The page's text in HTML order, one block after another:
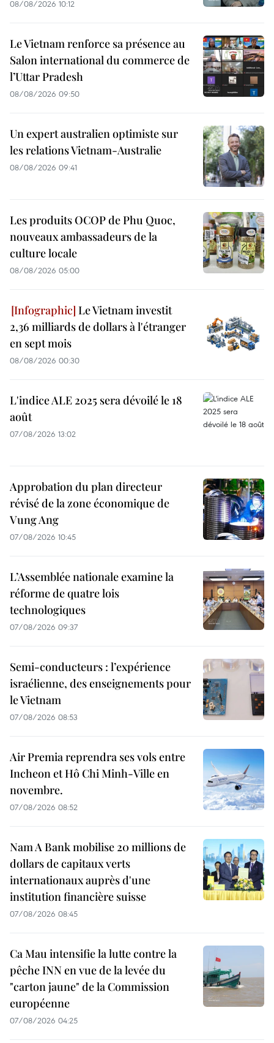
08/08/2026 10:12
Le Vietnam renforce sa présence au
Salon international du commerce de
l’Uttar Pradesh
08/08/2026 09:50
Un expert australien optimiste sur
les relations Vietnam-Australie
08/08/2026 09:41
Les produits OCOP de Phu Quoc,
nouveaux ambassadeurs de la
culture locale
08/08/2026 05:00
Le Vietnam investit
2,36 milliards de dollars à l'étranger
en sept mois
08/08/2026 00:30
L'indice ALE 2025 sera dévoilé le 18
août
07/08/2026 13:02
Approbation du plan directeur
révisé de la zone économique de
Vung Ang
07/08/2026 10:45
L’Assemblée nationale examine la
réforme de quatre lois
technologiques
07/08/2026 09:37
Semi-conducteurs : l’expérience
israélienne, des enseignements pour
le Vietnam
07/08/2026 08:53
Air Premia reprendra ses vols entre
Incheon et Hô Chi Minh-Ville en
novembre.
07/08/2026 08:52
Nam A Bank mobilise 20 millions de
dollars de capitaux verts
internationaux auprès d'une
institution financière suisse
07/08/2026 08:45
Ca Mau intensifie la lutte contre la
pêche INN en vue de la levée du
"carton jaune" de la Commission
européenne
07/08/2026 04:25